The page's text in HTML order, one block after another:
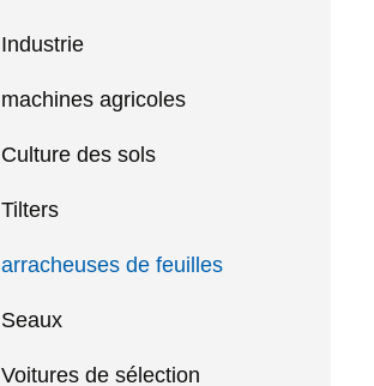
Industrie
machines agricoles
Culture des sols
Tilters
arracheuses de feuilles
Seaux
Voitures de sélection